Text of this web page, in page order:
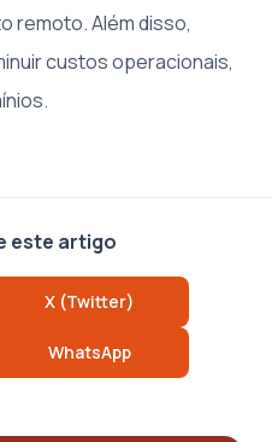
remoto. Além disso,
custos operacionais,
este artigo
X (Twitter)
WhatsApp